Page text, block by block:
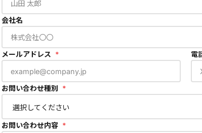
会社名
メールアドレス * 電
お問い合わせ種別 *
お問い合わせ内容 *